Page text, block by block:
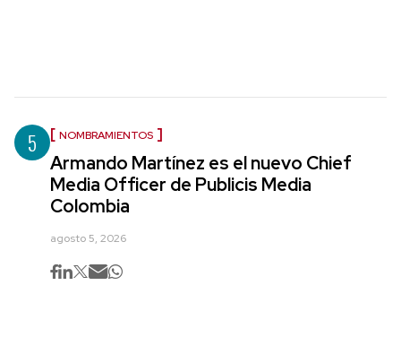
5 NOMBRAMIENTOS
Armando Martínez es el nuevo Chief
Media Officer de Publicis Media
Colombia
agosto 5, 2026